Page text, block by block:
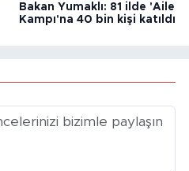
Bakan Yumaklı: 81 ilde 'Aile
Kampı'na 40 bin kişi katıldı